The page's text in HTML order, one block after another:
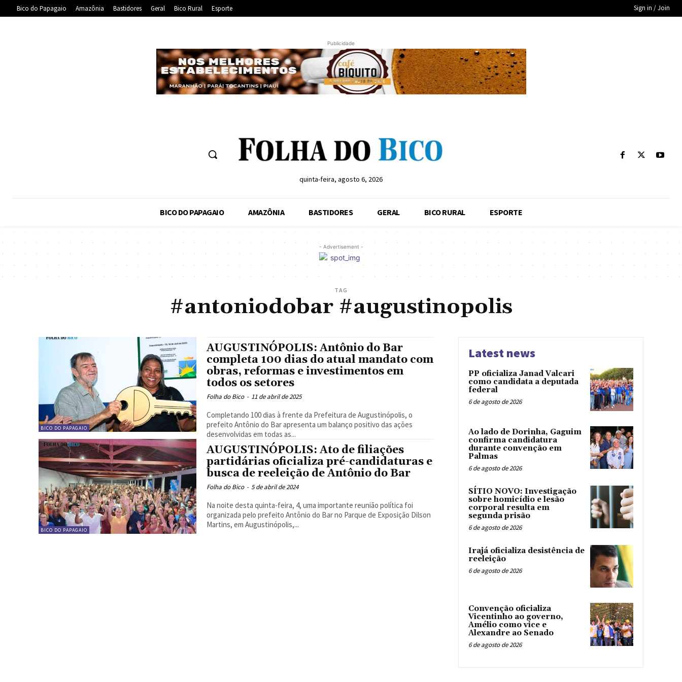
Bico do Papagaio Amazônia Bastidores Geral Bico Rural Esporte Sign in / Join
Publicidade
quinta-feira, agosto 6, 2026
BICO DO PAPAGAIO AMAZÔNIA BASTIDORES GERAL BICO RURAL ESPORTE
- Advertisement -
TAG
#antoniodobar #augustinopolis
BICO DO PAPAGAIO
AUGUSTINÓPOLIS: Antônio do Bar
completa 100 dias do atual mandato com
obras, reformas e investimentos em
todos os setores
Folha do Bico - 11 de abril de 2025
Completando 100 dias à frente da Prefeitura de Augustinópolis, o
prefeito Antônio do Bar apresenta um balanço positivo das ações
desenvolvidas em todas as...
BICO DO PAPAGAIO
AUGUSTINÓPOLIS: Ato de filiações
partidárias oficializa pré-candidaturas e
busca de reeleição de Antônio do Bar
Folha do Bico - 5 de abril de 2024
Na noite desta quinta-feira, 4, uma importante reunião política foi
organizada pelo prefeito Antônio do Bar no Parque de Exposição Dilson
Martins, em Augustinópolis,...
Latest news
PP oficializa Janad Valcari
como candidata a deputada
federal
6 de agosto de 2026
Ao lado de Dorinha, Gaguim
confirma candidatura
durante convenção em
Palmas
6 de agosto de 2026
SÍTIO NOVO: Investigação
sobre homicídio e lesão
corporal resulta em
segunda prisão
6 de agosto de 2026
Irajá oficializa desistência de
reeleição
6 de agosto de 2026
Convenção oficializa
Vicentinho ao governo,
Amélio como vice e
Alexandre ao Senado
6 de agosto de 2026